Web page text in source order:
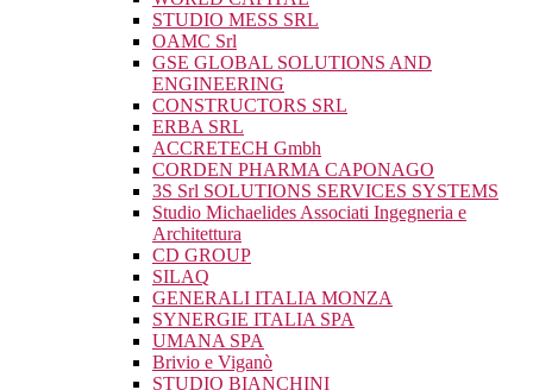
STUDIO MESS SRL
OAMC Srl
GSE GLOBAL SOLUTIONS AND
ENGINEERING
CONSTRUCTORS SRL
ERBA SRL
ACCRETECH Gmbh
CORDEN PHARMA CAPONAGO
3S Srl SOLUTIONS SERVICES SYSTEMS
Studio Michaelides Associati Ingegneria e
Architettura
CD GROUP
SILAQ
GENERALI ITALIA MONZA
SYNERGIE ITALIA SPA
UMANA SPA
Brivio e Viganò
STUDIO BIANCHINI